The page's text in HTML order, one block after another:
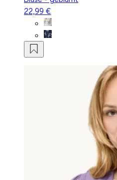
22,99 €